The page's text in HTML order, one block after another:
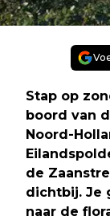
Stap op
boord van
Noord-
de
dichtbij. Je
naar de